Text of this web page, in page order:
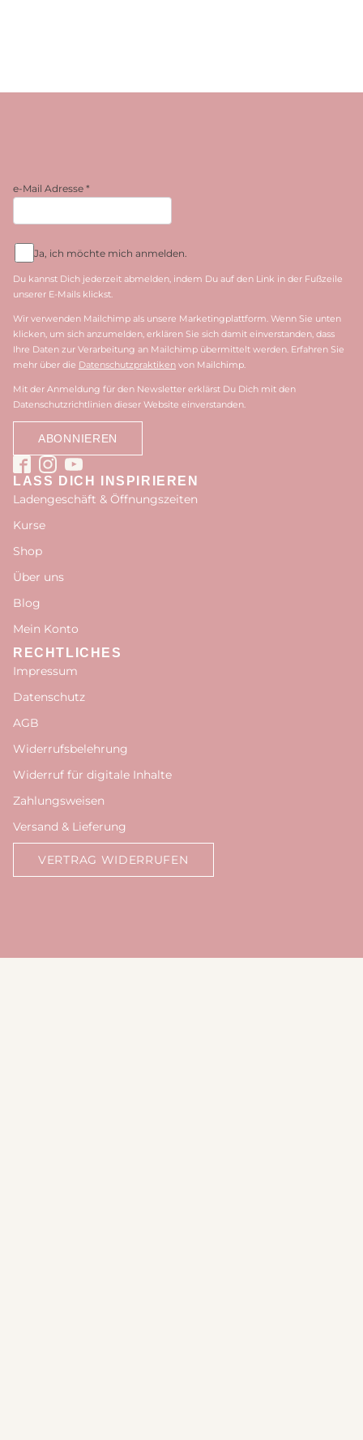
e-Mail Adresse *
Ja, ich möchte mich anmelden.
Du kannst Dich jederzeit abmelden, indem Du auf den Link in der Fußzeile
unserer E-Mails klickst.
Wir verwenden Mailchimp als unsere Marketingplattform. Wenn Sie unten
klicken, um sich anzumelden, erklären Sie sich damit einverstanden, dass
Ihre Daten zur Verarbeitung an Mailchimp übermittelt werden. Erfahren Sie
mehr über die Datenschutzpraktiken von Mailchimp.
Mit der Anmeldung für den Newsletter erklärst Du Dich mit den
Datenschutzrichtlinien dieser Website einverstanden.
LASS DICH INSPIRIEREN
Ladengeschäft & Öffnungszeiten
Kurse
Shop
Über uns
Blog
Mein Konto
RECHTLICHES
Impressum
Datenschutz
AGB
Widerrufsbelehrung
Widerruf für digitale Inhalte
Zahlungsweisen
Versand & Lieferung
VERTRAG WIDERRUFEN